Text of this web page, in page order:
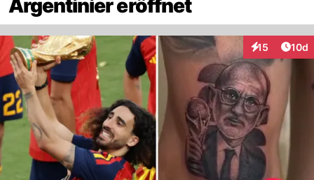
Argentinier eröffnet
15
Interaktionen
10d